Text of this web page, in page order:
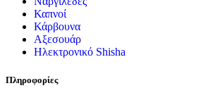
Καπνοί
Κάρβουνα
Αξεσουάρ
Ηλεκτρονικό Shisha
Πληροφορίες